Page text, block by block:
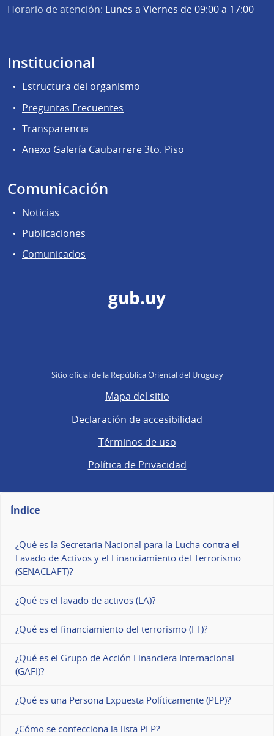
Horario de atención: Lunes a Viernes de 09:00 a 17:00
Institucional
Estructura del organismo
Preguntas Frecuentes
Transparencia
Anexo Galería Caubarrere 3to. Piso
Comunicación
Noticias
Publicaciones
Comunicados
gub.uy
Sitio oficial de la República Oriental del Uruguay
Mapa del sitio
Declaración de accesibilidad
Términos de uso
Política de Privacidad
Índice
¿Qué es la Secretaria Nacional para la Lucha contra el
Lavado de Activos y el Financiamiento del Terrorismo
(SENACLAFT)?
¿Qué es el lavado de activos (LA)?
¿Qué es el financiamiento del terrorismo (FT)?
¿Qué es el Grupo de Acción Financiera Internacional
(GAFI)?
¿Qué es una Persona Expuesta Políticamente (PEP)?
¿Cómo se confecciona la lista PEP?